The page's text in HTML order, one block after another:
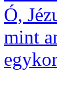
Ó,
mint